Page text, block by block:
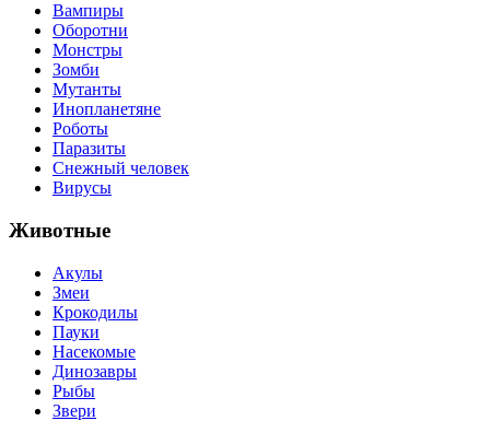
Вампиры
Оборотни
Монстры
Зомби
Мутанты
Инопланетяне
Роботы
Паразиты
Снежный человек
Вирусы
Животные
Акулы
Змеи
Крокодилы
Пауки
Насекомые
Динозавры
Рыбы
Звери